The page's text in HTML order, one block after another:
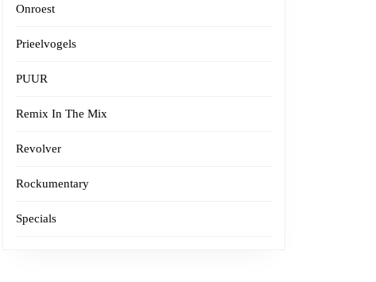
Onroest
Prieelvogels
PUUR
Remix In The Mix
Revolver
Rockumentary
Specials